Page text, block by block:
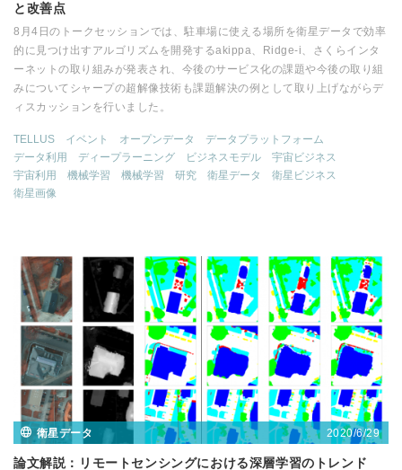
と改善点
8月4日のトークセッションでは、駐車場に使える場所を衛星データで効率
的に見つけ出すアルゴリズムを開発するakippa、Ridge-i、さくらインタ
ーネットの取り組みが発表され、今後のサービス化の課題や今後の取り組
みについてシャープの超解像技術も課題解決の例として取り上げながらデ
ィスカッションを行いました。
TELLUS イベント オープンデータ
データプラットフォーム
データ利用
ディープラーニング ビジネスモデル
宇宙ビジネス
宇宙利用
機械学習 機械学習 研究 衛星データ
衛星ビジネス
衛星画像
衛星データ 2020/6/29
論文解説：リモートセンシングにおける深層学習のトレンド